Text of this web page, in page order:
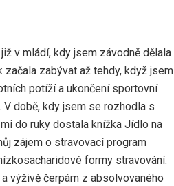
v mládí, kdy jsem závodně dělala
zabývat až tehdy, když jsem
potíží a ukončení sportovní
V době, kdy jsem se rozhodla s
do ruky dostala knížka Jídlo na
zájem o stravovací program
formy stravování.
výživě čerpám z absolvovaného